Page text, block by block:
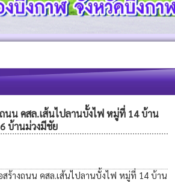
นน คสล.เส้นไปลานบั้งไฟ หมู่ที่ 14 บ้าน
บ้านม่วงมีชัย
ร้างถนน คสล.เส้นไปลานบั้งไฟ หมู่ที่ 14 บ้าน